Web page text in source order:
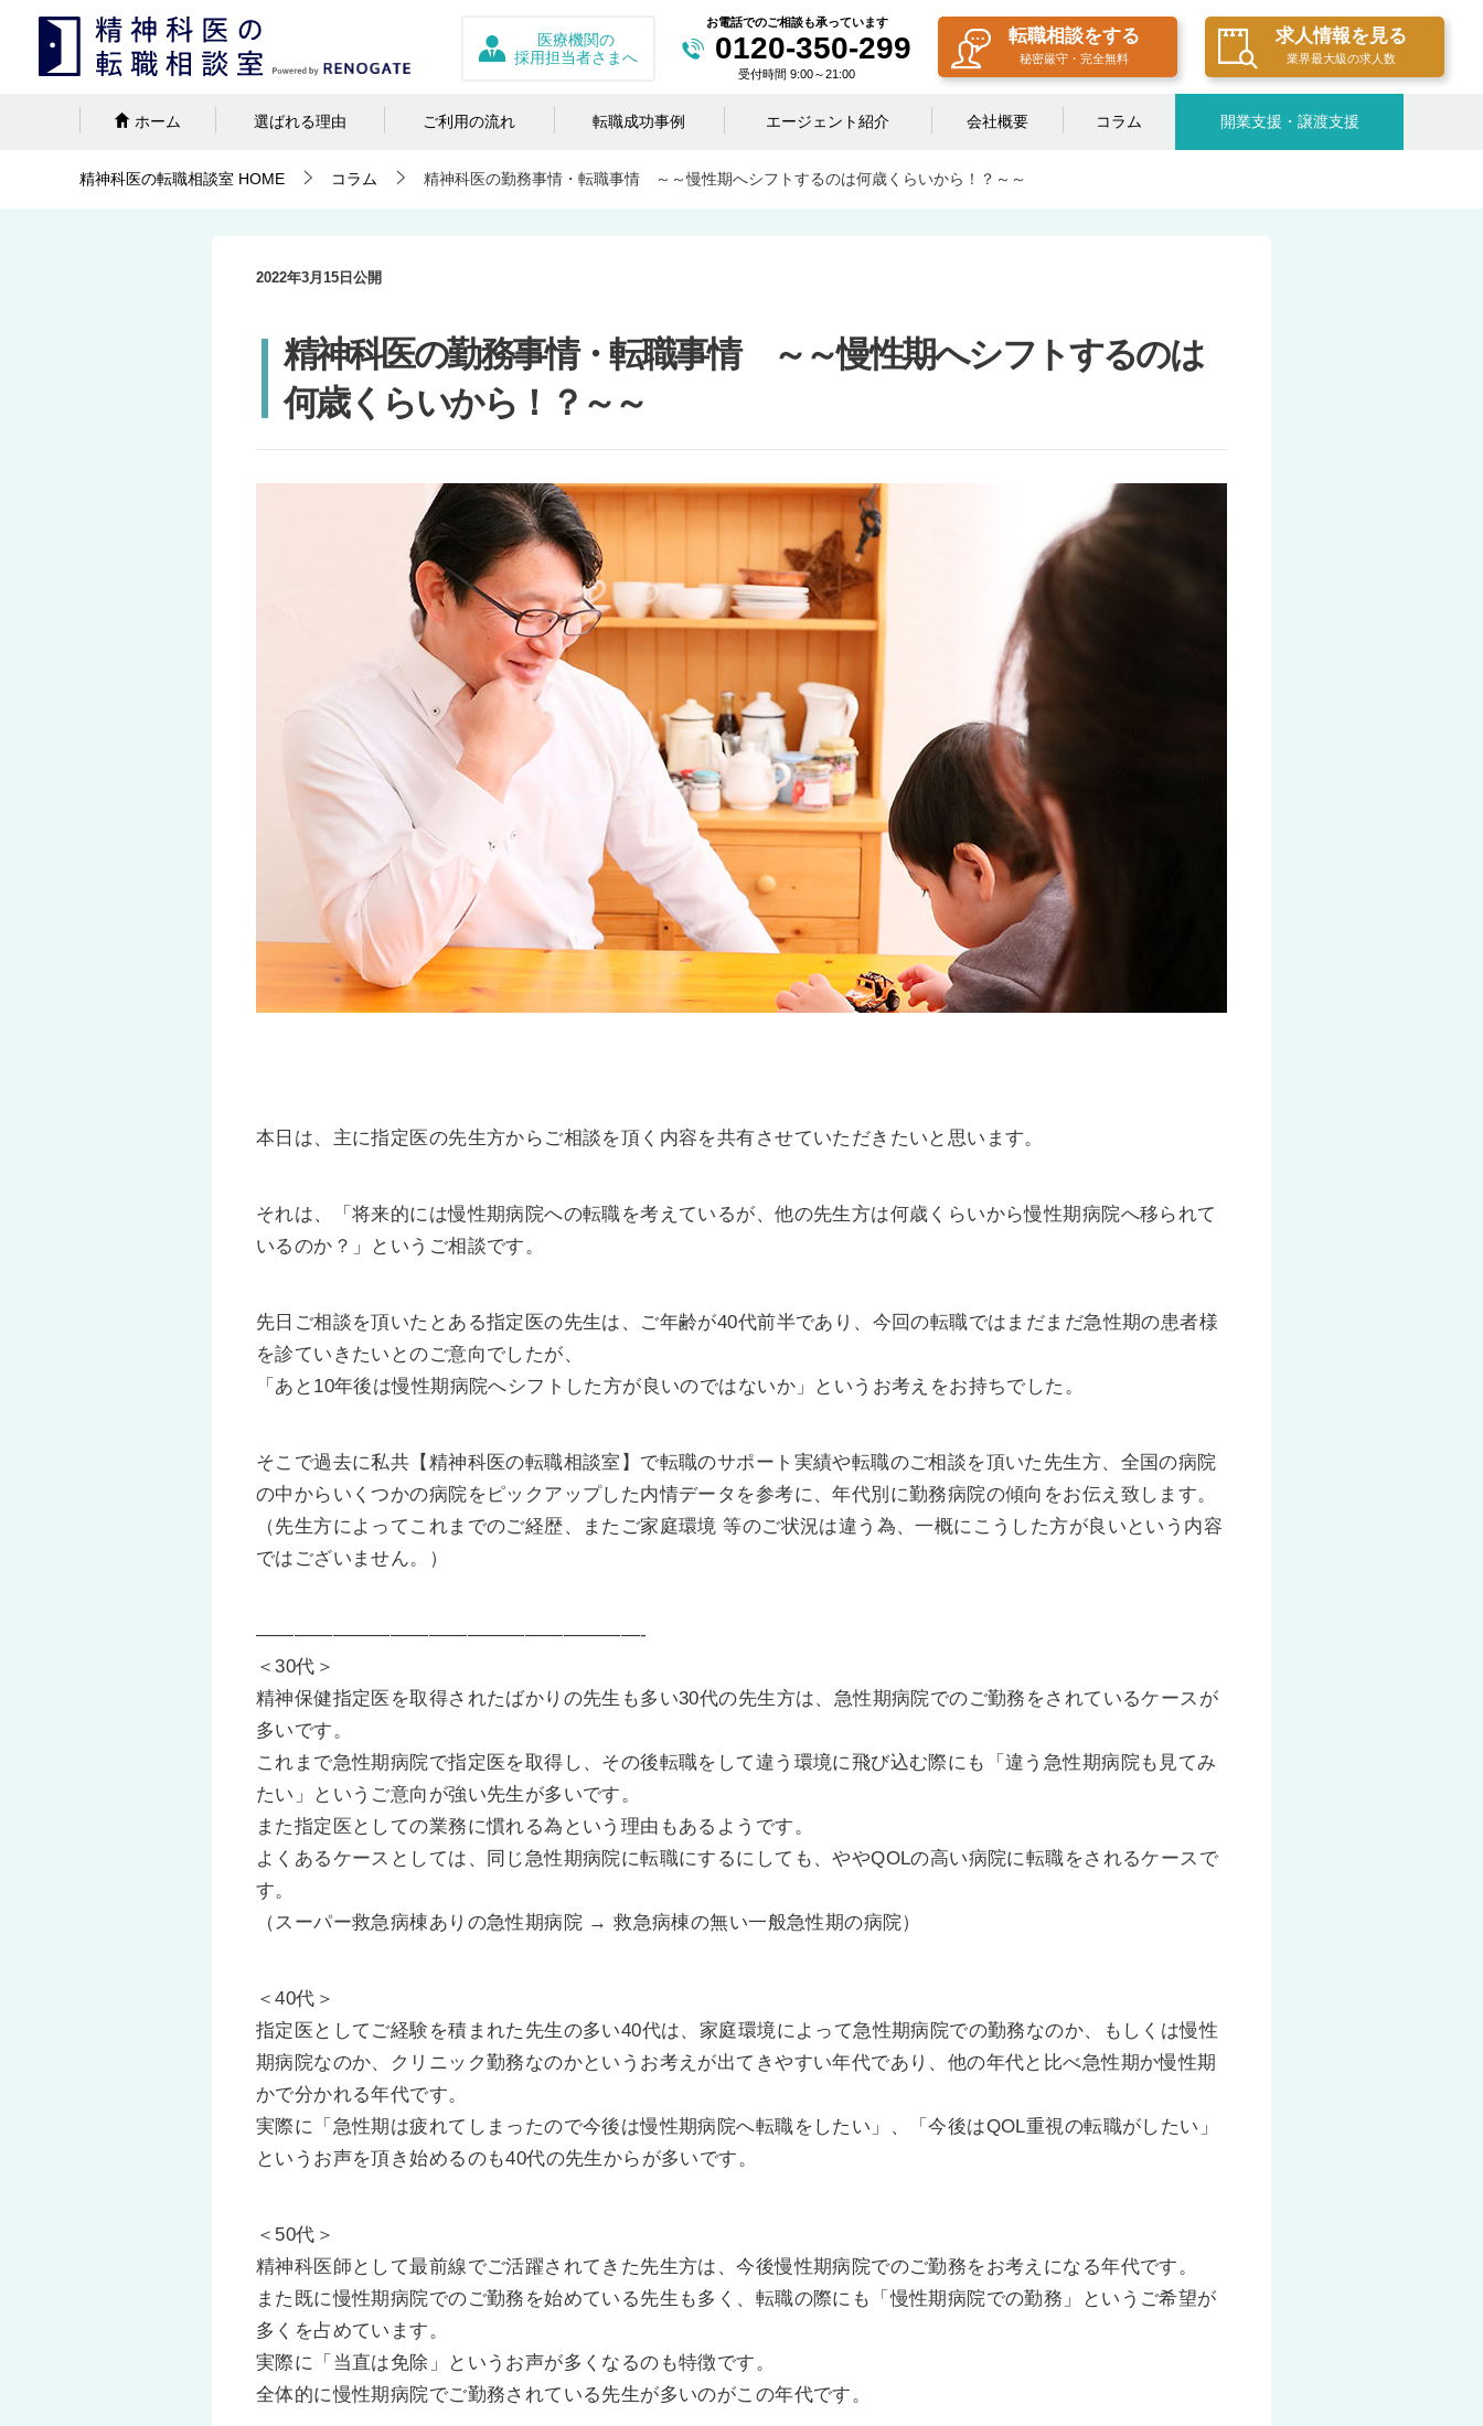
転職相談をする
秘密厳守・完全無料
求人情報を見る
業界最大級の求人数
お電話でのご相談も承っています
0120-350-299
受付時間 9:00～21:00
医療機関の
採用担当者さまへ
ホーム 選ばれる理由 ご利用の流れ 転職成功事例 エージェント紹介 会社概要 コラム 開業支援・譲渡支援
精神科医の転職相談室 HOME コラム 精神科医の勤務事情・転職事情 ～～慢性期へシフトするのは何歳くらいから！？～～
2022年3月15日 公開
精神科医の勤務事情・転職事情 ～～慢性期へシフトするのは
何歳くらいから！？～～
本日は、主に指定医の先生方からご相談を頂く内容を共有させていただきたいと思います。
それは、「将来的には慢性期病院への転職を考えているが、他の先生方は何歳くらいから慢性期病院へ移られて
いるのか？」というご相談です。
先日ご相談を頂いたとある指定医の先生は、ご年齢が40代前半であり、今回の転職ではまだまだ急性期の患者様
を診ていきたいとのご意向でしたが、
「あと10年後は慢性期病院へシフトした方が良いのではないか」というお考えをお持ちでした。
そこで過去に私共【精神科医の転職相談室】で転職のサポート実績や転職のご相談を頂いた先生方、全国の病院
の中からいくつかの病院をピックアップした内情データを参考に、年代別に勤務病院の傾向をお伝え致します。
（先生方によってこれまでのご経歴、またご家庭環境 等のご状況は違う為、一概にこうした方が良いという内容
ではございません。）
————————————————————-
＜30代＞
精神保健指定医を取得されたばかりの先生も多い30代の先生方は、急性期病院でのご勤務をされているケースが
多いです。
これまで急性期病院で指定医を取得し、その後転職をして違う環境に飛び込む際にも「違う急性期病院も見てみ
たい」というご意向が強い先生が多いです。
また指定医としての業務に慣れる為という理由もあるようです。
よくあるケースとしては、同じ急性期病院に転職にするにしても、ややQOLの高い病院に転職をされるケースで
す。
（スーパー救急病棟ありの急性期病院 → 救急病棟の無い一般急性期の病院）
＜40代＞
指定医としてご経験を積まれた先生の多い40代は、家庭環境によって急性期病院での勤務なのか、もしくは慢性
期病院なのか、クリニック勤務なのかというお考えが出てきやすい年代であり、他の年代と比べ急性期か慢性期
かで分かれる年代です。
実際に「急性期は疲れてしまったので今後は慢性期病院へ転職をしたい」、「今後はQOL重視の転職がしたい」
というお声を頂き始めるのも40代の先生からが多いです。
＜50代＞
精神科医師として最前線でご活躍されてきた先生方は、今後慢性期病院でのご勤務をお考えになる年代です。
また既に慢性期病院でのご勤務を始めている先生も多く、転職の際にも「慢性期病院での勤務」というご希望が
多くを占めています。
実際に「当直は免除」というお声が多くなるのも特徴です。
全体的に慢性期病院でご勤務されている先生が多いのがこの年代です。